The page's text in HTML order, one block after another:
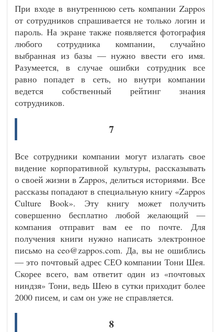
При входе в внутреннюю сеть компании Zappos
от сотрудников спрашивается не только логин и
пароль. На экране также появляется фотография
любого сотрудника компании, случайно
выбранная из базы — нужно ввести его имя.
Разумеется, в случае ошибки сотрудник все
равно попадет в сеть, но внутри компании
ведется собственный рейтинг знания
сотрудников.
7
Все сотрудники компании могут излагать свое
видение корпоративной культуры, рассказывать
о своей жизни в Zappos, делиться историями. Все
рассказы попадают в специальную книгу «Zappos
Culture Book». Эту книгу может получить
совершенно бесплатно любой желающий —
компания отправит вам ее по почте. Для
получения книги нужно написать электронное
письмо на ceo@zappos.com. Да, вы не ошиблись
— это почтовый адрес СЕО компании Тони Шея.
Скорее всего, вам ответит один из «почтовых
ниндзя» Тони, ведь Шею в сутки приходит более
2000 писем, и сам он уже не справляется.
8